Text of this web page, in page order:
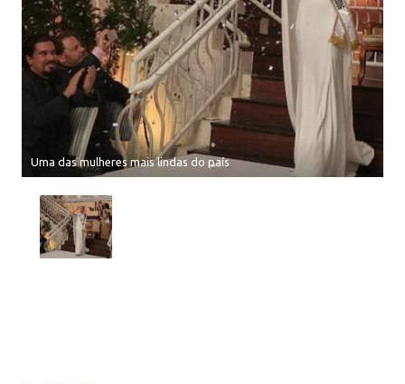
Uma das mulheres mais lindas do país